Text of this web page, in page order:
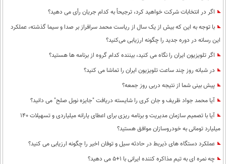
اگر در انتخابات شرکت خواهید کرد، ترجیحاً به کدام جریان رأی می دهید؟
با توجه به این که بیش از یک سال از ریاست محمد سرافراز بر صدا و سیما گذشته، عملکرد
این رسانه در دوره جدید را چگونه ارزیابی می‌کنید؟
اگر تلویزیون ایران را نگاه می کنید، بیننده کدام گروه از برنامه ها هستید؟
در شبانه روز چند ساعت تلویزیون ایران را تماشا می کنید؟
پیش بینی شما از نتیجه دربی روز جمعه؟
آیا محمد جواد ظریف و جان کری را شایسته دریافت "جایزه نوبل صلح" می دانید؟
آیا با تصمیم سازمان مدیریت و برنامه ریزی برای اعطای یارانه میلیاردی و تسهیلات 140
میلیارد تومانی به خودروسازان موافق هستید؟
عملکرد دستگاه های ذیربط در حادثه سیل و توفان اخیر را چگونه ارزیابی می کنید؟
چه نمره ای به تیم مذاکره کننده ایرانی با 1+5 می دهید؟